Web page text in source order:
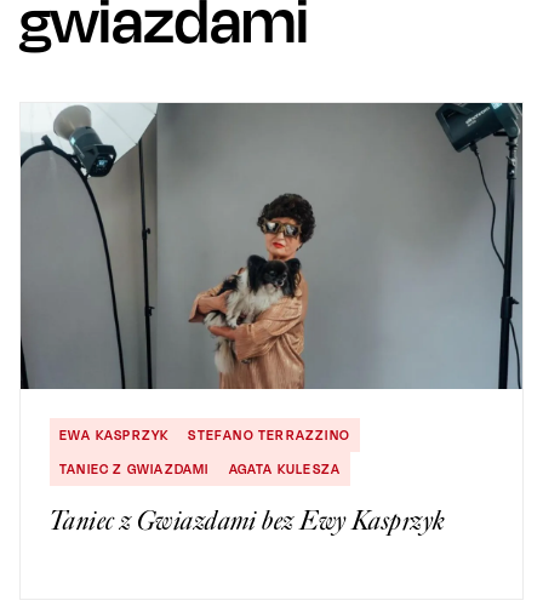
gwiazdami
EWA KASPRZYK
STEFANO TERRAZZINO
TANIEC Z GWIAZDAMI
AGATA KULESZA
Taniec z Gwiazdami bez Ewy Kasprzyk